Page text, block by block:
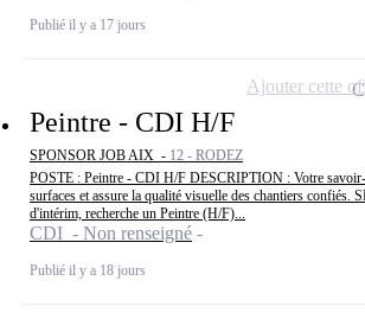
Publié il y a 17 jours
Peintre - CDI H/F
SPONSOR JOB AIX - 12 - RODEZ
POSTE : Peintre - CDI H/F DESCRIPTION : Votre
surfaces et assure la qualité visuelle des chantiers confiés.
d'intérim, recherche un Peintre (H/F)...
CDI - Non renseigné
Publié il y a 18 jours
Ajouter cette